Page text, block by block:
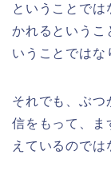
ということでは
かれるというこ
いうことではな
それでも、ぶつ
信をもって、ま
えているのでは